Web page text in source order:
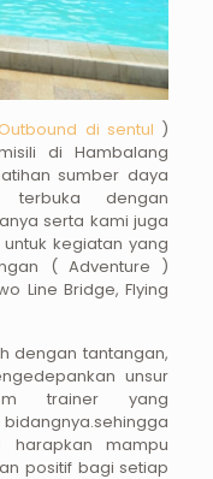
di sentul )
di Hambalang
sumber daya
dengan
serta kami juga
kegiatan yang
( Adventure )
Line Bridge, Flying
dengan tantangan,
unsur
trainer yang
mampu
positif bagi setiap